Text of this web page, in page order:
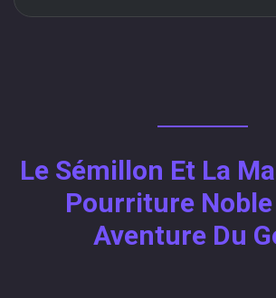
Le Sémillon Et La
Pourriture Noble
Aventure Du